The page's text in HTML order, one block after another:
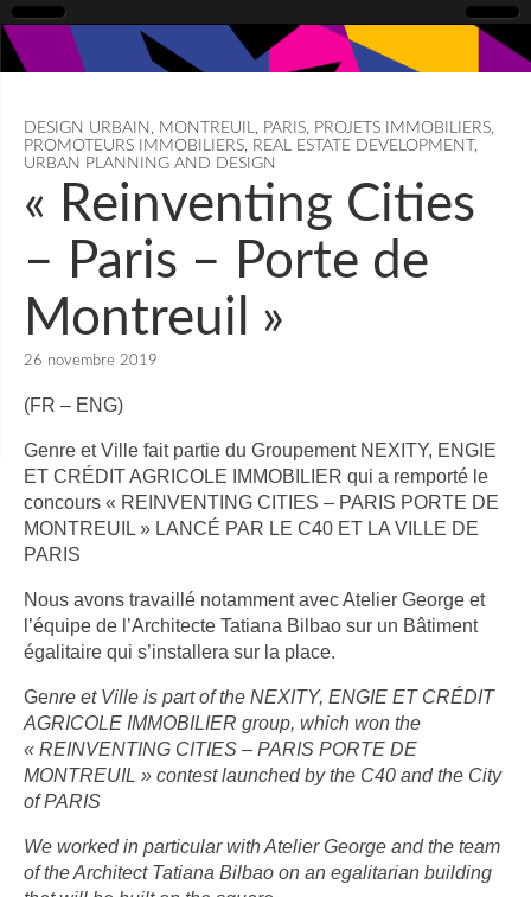
DESIGN URBAIN , MONTREUIL, PARIS, PROJETS IMMOBILIERS,
PROMOTEURS IMMOBILIERS, REAL ESTATE DEVELOPMENT ,
URBAN PLANNING AND DESIGN
« Reinventing Cities
– Paris – Porte de
Montreuil »
26 novembre 2019
(FR – ENG)
Genre et Ville fait partie du Groupement NEXITY, ENGIE
ET CRÉDIT AGRICOLE IMMOBILIER qui a remporté le
concours « REINVENTING CITIES – PARIS PORTE DE
MONTREUIL » LANCÉ PAR LE C40 ET LA VILLE DE
PARIS
Nous avons travaillé notamment avec Atelier George et
l’équipe de l’Architecte Tatiana Bilbao sur un Bâtiment
égalitaire qui s’installera sur la place.
Genre et Ville is part of the NEXITY, ENGIE ET CRÉDIT
AGRICOLE IMMOBILIER group, which won the
« REINVENTING CITIES – PARIS PORTE DE
MONTREUIL » contest launched by the C40 and the City
of PARIS
We worked in particular with Atelier George and the team
of the Architect Tatiana Bilbao on an egalitarian building